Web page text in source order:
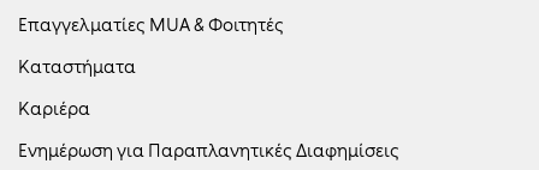
Επαγγελματίες MUA & Φοιτητές
Καταστήματα
Καριέρα
Ενημέρωση για Παραπλανητικές Διαφημίσεις